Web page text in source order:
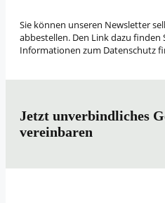
Sie können unseren Newsletter
abbestellen. Den Link dazu finden
Informationen zum Datenschutz
Jetzt unverbindliches
vereinbaren